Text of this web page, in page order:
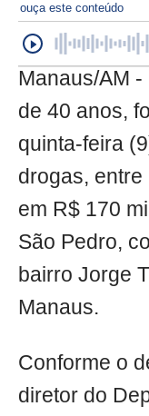
ouça este conteúdo
Manaus/AM
de 40 anos,
quinta-feira
drogas,
em R$ 170
São Pedro,
bairro Jorge
Manaus.
Conforme o
diretor do